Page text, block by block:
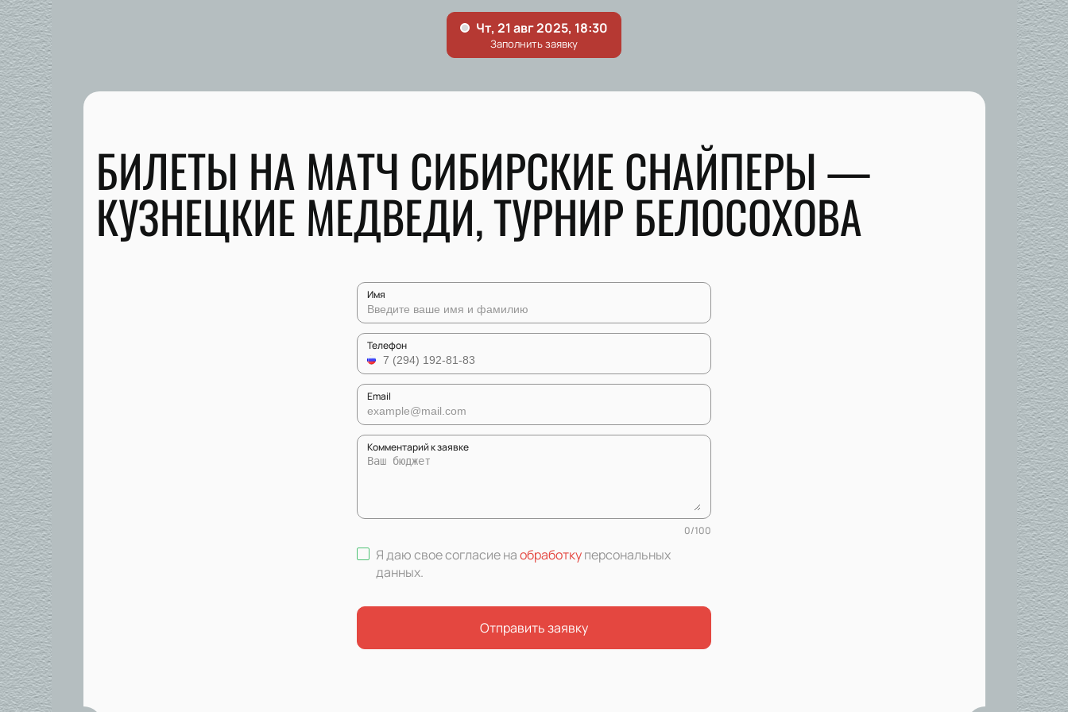
БИЛЕТЫ НА МАТЧ СИБИРСКИЕ СНАЙПЕРЫ —
КУЗНЕЦКИЕ МЕДВЕДИ, ТУРНИР БЕЛОСОХОВА
Имя
Телефон
Email
Комментарий к заявке
0/100
Я даю свое согласие наобработкуперсональных
данных.
Отправить заявку